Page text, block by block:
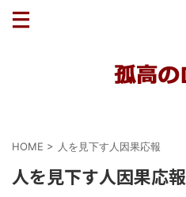
HOME > 人を見下す人因果応報
人を見下す人因果応報